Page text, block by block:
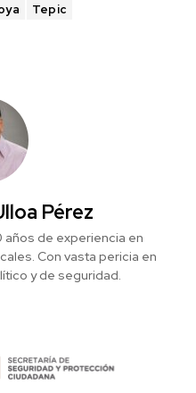
Tepic
Pérez
de experiencia en
Con vasta pericia en
y de seguridad.